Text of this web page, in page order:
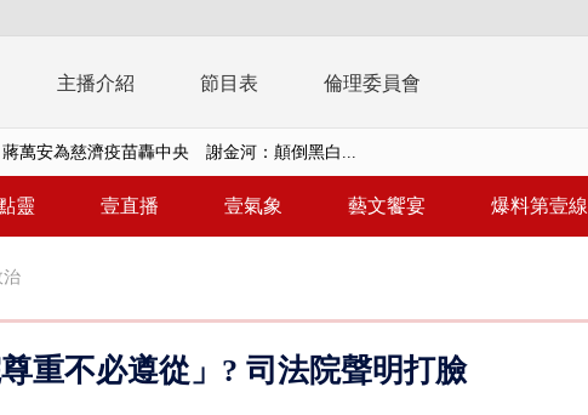
主播介紹 節目表 倫理委員會
蔣萬安為慈濟疫苗轟中央 謝金河：顛倒黑白...
柯文哲腳傷復原神速 拄拐杖後竟能蹦蹦跳跳
靈 壹直播 壹氣象 藝文饗宴 爆料第壹線
治
重不必遵從」? 司法院聲明打臉